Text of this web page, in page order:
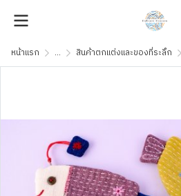
หน้าแรก ... สินค้าตกแต่งและของที่ระลึก